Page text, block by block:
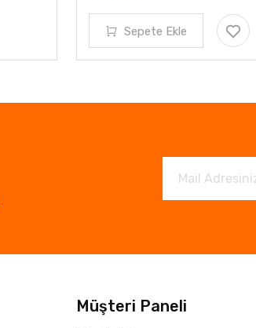
Sepete Ekle
Müşteri Paneli